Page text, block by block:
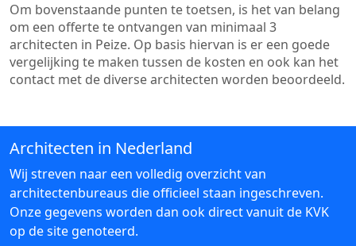
Om bovenstaande punten te toetsen, is het van belang
om een offerte te ontvangen van minimaal 3
architecten in Peize. Op basis hiervan is er een goede
vergelijking te maken tussen de kosten en ook kan het
contact met de diverse architecten worden beoordeeld.
Architecten in Nederland
Wij streven naar een volledig overzicht van
architectenbureaus die officieel staan ingeschreven.
Onze gegevens worden dan ook direct vanuit de KVK
op de site genoteerd.